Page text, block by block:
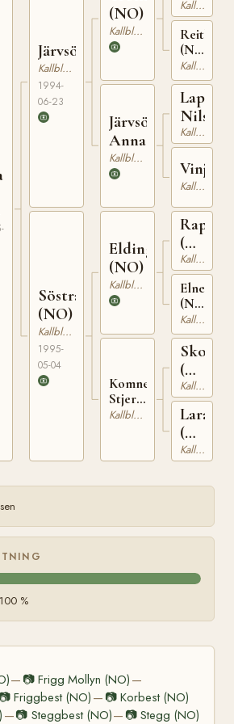
Järvsöfaks
Kallblodig Travare
1994-
06-23
Söstra
(NO)
Kallblodig Travare
1995-
05-04
(NO)
Kallblodig Travare
Järvsö
Anna
Kallblodig Travare
Elding
(NO)
Kallblodig Travare
Komnes
Stjerne
(NO)Kallblodig Travare
(NO)
Kallblodig Travare
Reitlisa
(NO)
T-
23099
Kallblodig Travare
Lapp
Nils
Kallblodig Travare
Kallblodig Travare
(NO)
NT
75
Kallblodig Travare
Elnett
(NO)
T-
24864
Kallblodig Travare
Skorve
(NO)
N
2255
Kallblodig Travare
Lara
(NO)
T-Kallblodig Travare
%
— 📷Frigg Mollyn (NO) —
📷Friggbest (NO) — 📷 Korbest (NO)
—📷 Steggbest (NO)— 📷Stegg (NO)